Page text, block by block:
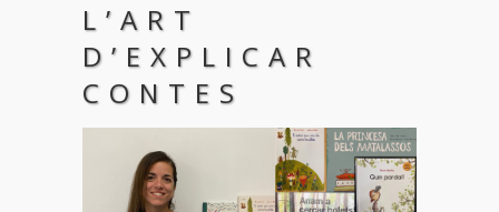
L’ART
D’EXPLICAR
CONTES